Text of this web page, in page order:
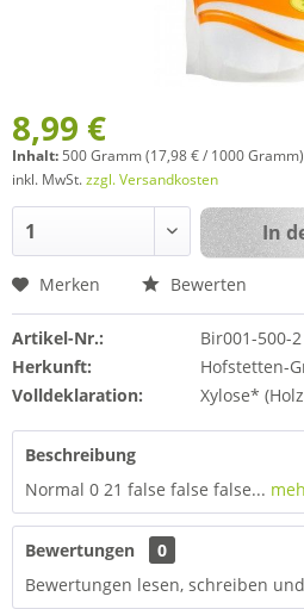
8,99 €
Inhalt: 500 Gramm (17,98 € / 1000 Gramm)
inkl. MwSt.zzgl. Versandkosten
In
Merken Bewerten
Artikel-Nr.:
Bir001-500-2
Herkunft:
Hofstetten-
Volldeklaration:
Xylose*
Beschreibung
Normal 0 21 false false false...
Bewertungen
0
Bewertungen lesen, schreiben